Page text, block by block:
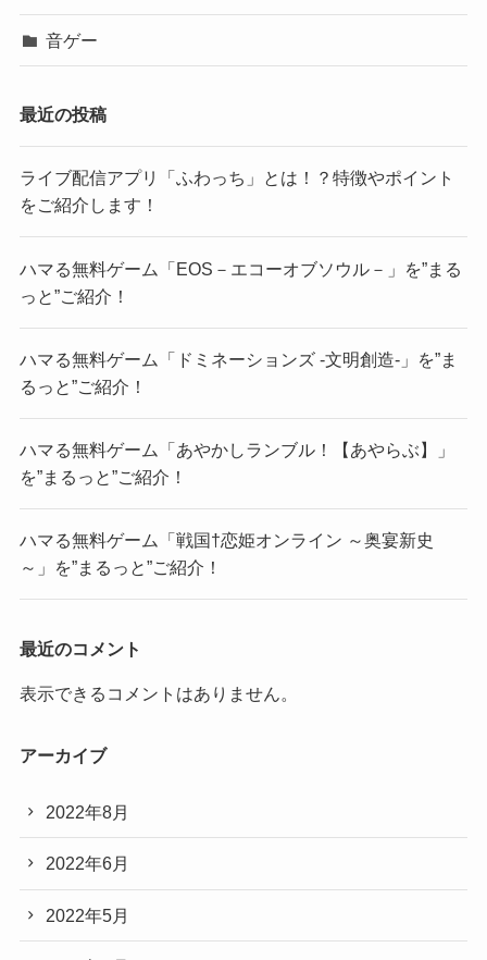
音ゲー
最近の投稿
ライブ配信アプリ「ふわっち」とは！？特徴やポイント
をご紹介します！
ハマる無料ゲーム「EOS－エコーオブソウル－」を”まる
っと”ご紹介！
ハマる無料ゲーム「ドミネーションズ -文明創造-」を”ま
るっと”ご紹介！
ハマる無料ゲーム「あやかしランブル！【あやらぶ】」
を”まるっと”ご紹介！
ハマる無料ゲーム「戦国†恋姫オンライン ～奥宴新史
～」を”まるっと”ご紹介！
最近のコメント
表示できるコメントはありません。
アーカイブ
2022年8月
2022年6月
2022年5月